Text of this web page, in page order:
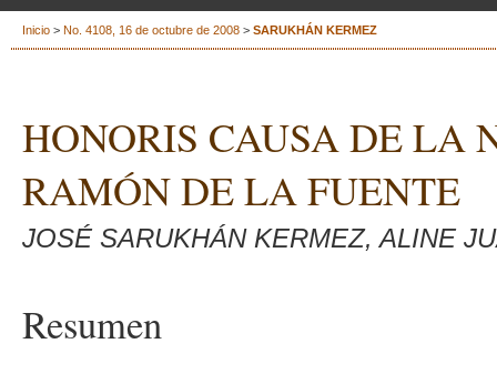
Inicio > No. 4108, 16 de octubre de 2008 > SARUKHÁN KERMEZ
HONORIS CAUSA DE LA
RAMÓN DE LA FUENTE
JOSÉ SARUKHÁN KERMEZ, ALINE
Resumen